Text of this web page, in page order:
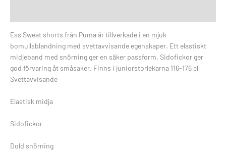
Ess Sweat shorts från Puma är tillverkade i en mjuk
bomullsblandning med svettavvisande egenskaper. Ett elastiskt
midjeband med snörning ger en säker passform. Sidofickor ger
god förvaring åt småsaker. Finns i juniorstorlekarna 116-176 cl
Svettavvisande
Elastisk midja
Sidofickor
Dold snörning